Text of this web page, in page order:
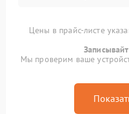
Цены в прайс-листе
Мы проверим ваше